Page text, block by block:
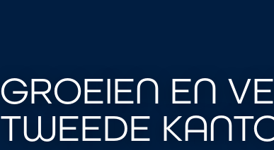
GROEIEN EN
TWEEDE